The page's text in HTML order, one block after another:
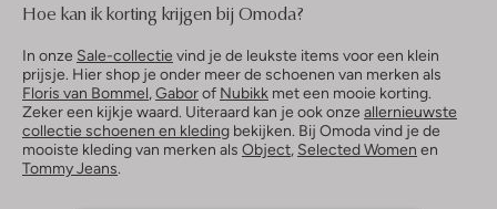
Hoe kan ik korting krijgen bij Omoda?
In onze Sale-collectie vind je de leukste items voor een klein
prijsje. Hier shop je onder meer de schoenen van merken als
Floris van Bommel,Gaborof Nubikk met een mooie korting.
Zeker een kijkje waard. Uiteraard kan je ook onze allernieuwste
collectie schoenen en kleding bekijken. Bij Omoda vind je de
mooiste kleding van merken als Object, Selected Women en
Tommy Jeans.